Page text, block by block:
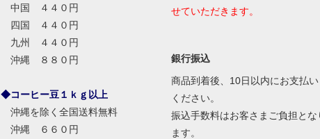
中国 ４４０円
四国 ４４０円
九州 ４４０円
沖縄 ８８０円
◆コーヒー豆１ｋｇ以上
沖縄を除く全国送料無料
沖縄 ６６０円
せていただきます。
銀行振込
商品到着後、10日以内にお支払い
ください。
振込手数料はお客さまご負担とな
ます。